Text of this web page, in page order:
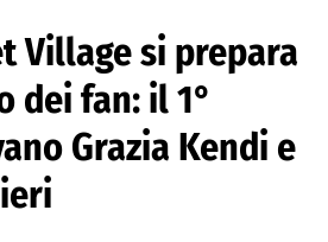
Village si prepara
dei fan: il 1°
Grazia Kendi e